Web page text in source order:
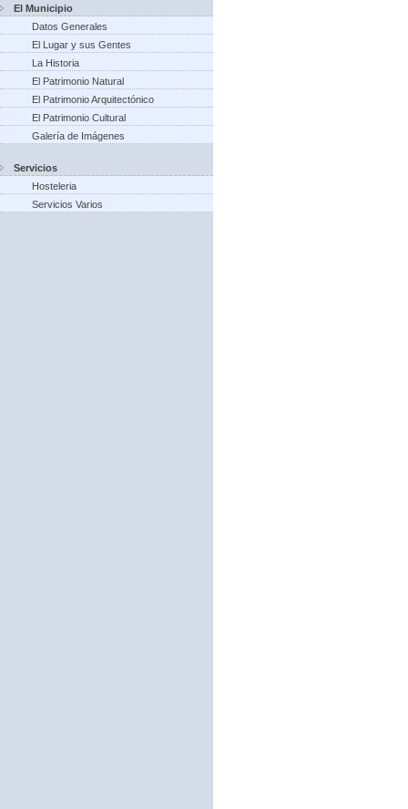
El Municipio
Datos Generales
El Lugar y sus Gentes
La Historia
El Patrimonio Natural
El Patrimonio Arquitectónico
El Patrimonio Cultural
Galería de Imágenes
Servicios
Hosteleria
Servicios Varios